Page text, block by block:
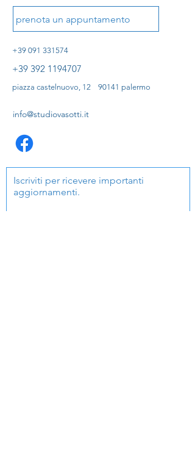
prenota un appuntamento
+39 091 331574
+39 392 1194707
piazza castelnuovo, 12 90141 palermo
info@studiovasotti.it
Iscriviti per ricevere importanti
aggiornamenti.